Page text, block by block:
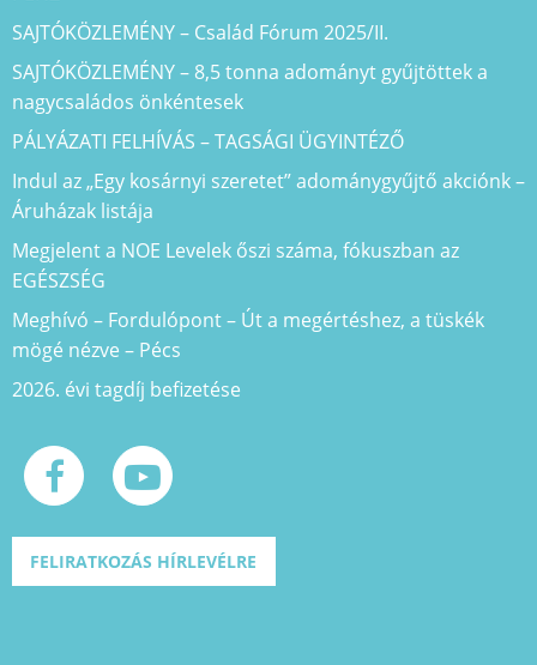
SAJTÓKÖZLEMÉNY – Család Fórum 2025/II.
SAJTÓKÖZLEMÉNY – 8,5 tonna adományt gyűjtöttek a
nagycsaládos önkéntesek
PÁLYÁZATI FELHÍVÁS – TAGSÁGI ÜGYINTÉZŐ
Indul az „Egy kosárnyi szeretet” adománygyűjtő akciónk –
Áruházak listája
Megjelent a NOE Levelek őszi száma, fókuszban az
EGÉSZSÉG
Meghívó – Fordulópont – Út a megértéshez, a tüskék
mögé nézve – Pécs
2026. évi tagdíj befizetése
FELIRATKOZÁS HÍRLEVÉLRE